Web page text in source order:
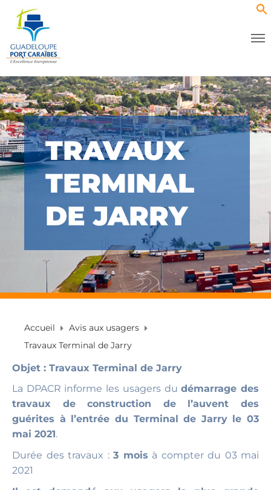
TRAVAUX
TERMINAL
DE JARRY
Accueil
Avis aux usagers
Travaux Terminal de Jarry
Objet : Travaux Terminal de Jarry
La DPACR informe les usagers dudémarrage des
travaux de construction de l’auvent des
guérites à l’entrée du Terminal de Jarry le 03
mai 2021.
Durée des travaux : 3 mois à compter du 03 mai
2021